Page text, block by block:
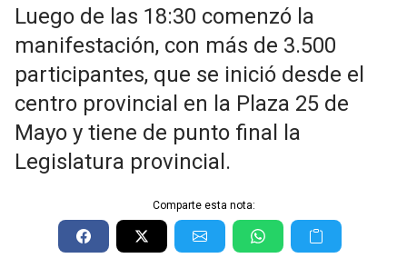
Luego de las 18:30 comenzó la
manifestación, con más de 3.500
participantes, que se inició desde el
centro provincial en la Plaza 25 de
Mayo y tiene de punto final la
Legislatura provincial.
Comparte esta nota: